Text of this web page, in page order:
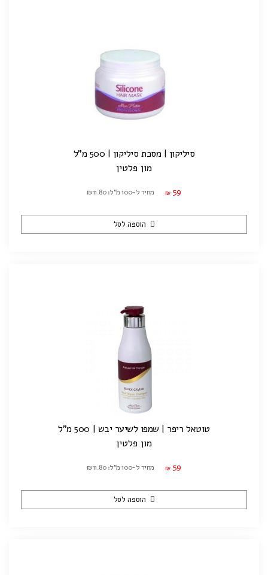
סיליקון | מסכת סיליקון | 500 מ"ל
מון פלטין
₪ 59 מחיר ל-100 מ"ל: ₪11.80
הוספה לסל
טוטאל ריפר | שמפו לשיער יבש | 500 מ"ל
מון פלטין
₪ 59 מחיר ל-100 מ"ל: ₪11.80
הוספה לסל